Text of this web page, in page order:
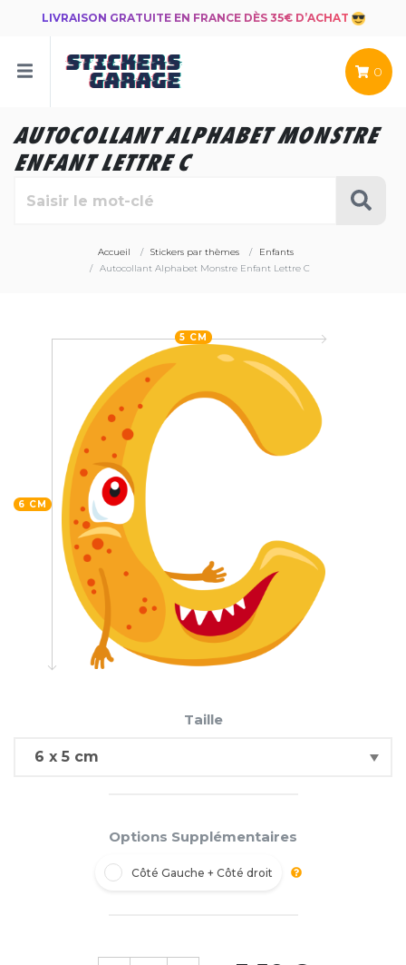
LIVRAISON GRATUITE EN FRANCE DÈS 35€ D’ACHAT
0
AUTOCOLLANT ALPHABET MONSTRE
ENFANT LETTRE C
Accueil Stickers par thèmes
Enfants
Autocollant Alphabet Monstre Enfant Lettre C
6 CM
5 CM
Taille
Options Supplémentaires
Côté Gauche + Côté droit